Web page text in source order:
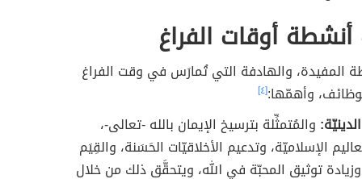
أوقات الفراغ
المفيدة، والهادفة التي تُمارَس في وقت الفراغ
وأهمّها:[٤]
والمُتمثِّلة بترسيخ الإيمان بالله -تعالى-،
الإسلاميّة، وتدعيم الأخلاقيّات الحَسَنة، والقِيَم
توثيق المحبّة في الله، ويتحقَّق ذلك من خلال